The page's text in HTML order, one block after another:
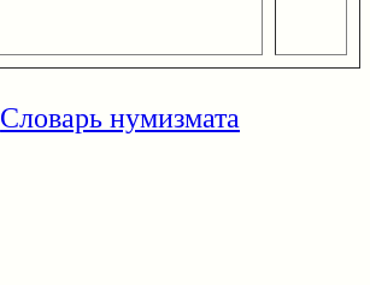
Словарь нумизмата